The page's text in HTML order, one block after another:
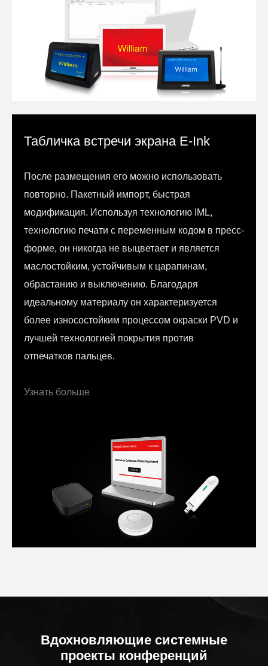
Табличка встречи экрана E-Ink
После размещения его можно использовать
повторно. Пакетный импорт, быстрая
модификация. Используя технологию IML,
технологию печати с переменным кодом в пресс-
форме, он никогда не выцветает и является
маслостойким, устойчивым к царапинам,
обрастанию и выключению. Благодаря
идеальному материалу он характеризуется
более износостойким процессом окраски PVD и
лучшей технологией покрытия против
отпечатков пальцев.
Узнать больше
Вдохновляющие системные
проекты конференций